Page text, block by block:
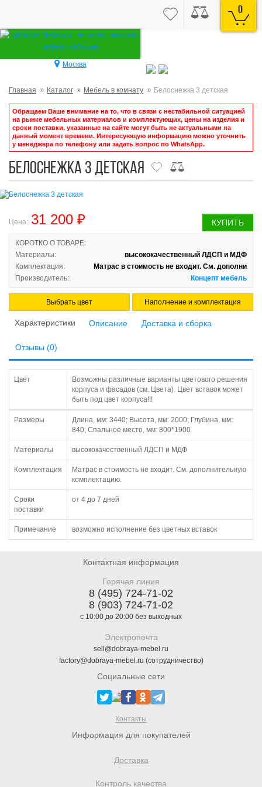
0
Москва
Главная Каталог Мебель в комнату Белоснежка 3 детская
Обращаем Ваше внимание на то, что в связи с нестабильной ситуацией
на рынке мебельных материалов и комплектующих, цены на изделия и
сроки поставки, указанные на сайте могут быть не актуальными на
данный момент времени. Интересующую информацию можно уточнить
у менеджера по телефону или задать вопрос по WhatsApp.
Белоснежка 3 детская
КУПИТЬ
Цена: 31 200 ₽
КОРОТКО О ТОВАРЕ:
Материалы:
высококачественный ЛДСП и МДФ
Комплектация:
Матрас в стоимость не входит. См. дополни
Производитель::
Концепт мебель
Выбрать цвет Наполнение и комплектация
Характеристики Описание Доставка и сборка
Отзывы (0)
Цвет
Возможны различные варианты цветового решения
корпуса и фасадов (см. Цвета). Цвет вставок может
быть под цвет корпуса!!!
Размеры
Длина, мм: 3440; Высота, мм: 2000; Глубина, мм:
840; Спальное место, мм: 800*1900
Материалы высококачественный ЛДСП и МДФ
Комплектация
Матрас в стоимость не входит. См. дополнительную
комплектацию.
Сроки
поставки
от 4 до 7 дней
Примечание возможно исполнение без цветных вставок
Контактная информация
Горячая линия
8 (495) 724-71-02
8 (903) 724-71-02
с 10:00 до 20:00 без выходных
Электропочта
sell@dobraya-mebel.ru
factory@dobraya-mebel.ru (сотрудничество)
Социальные сети
Контакты
Информация для покупателей
Доставка
Контроль качества